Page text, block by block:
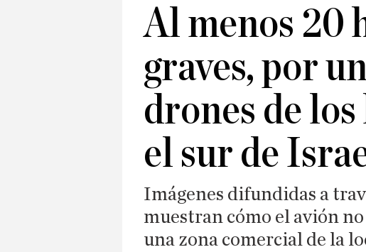
Al menos 20
graves, por
drones de
el sur de
Imágenes difundidas a
muestran cómo el avión
una zona comercial de la